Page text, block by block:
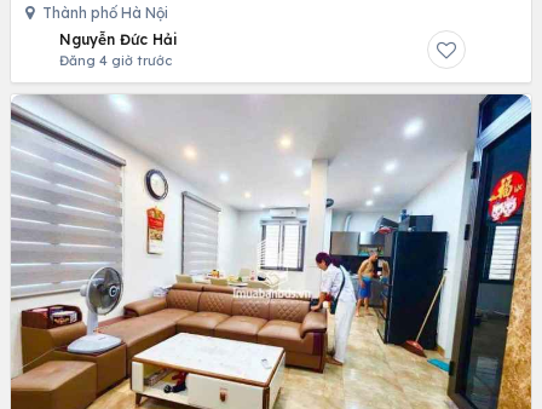
Thành phố Hà Nội
Nguyễn Đức Hải
Đăng 4 giờ trước